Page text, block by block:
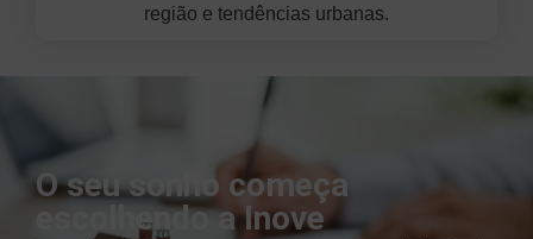
região e tendências urbanas.
O seu sonho começa
escolhendo a Inove